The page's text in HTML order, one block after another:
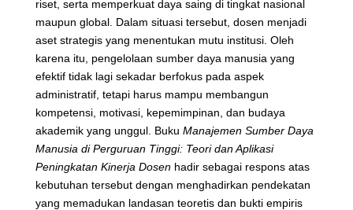
riset, serta memperkuat daya saing di tingkat nasional
maupun global. Dalam situasi tersebut, dosen menjadi
aset strategis yang menentukan mutu institusi. Oleh
karena itu, pengelolaan sumber daya manusia yang
efektif tidak lagi sekadar berfokus pada aspek
administratif, tetapi harus mampu membangun
kompetensi, motivasi, kepemimpinan, dan budaya
akademik yang unggul. Buku Manajemen Sumber Daya
Manusia di Perguruan Tinggi: Teori dan Aplikasi
Peningkatan Kinerja Dosenhadir sebagai respons atas
kebutuhan tersebut dengan menghadirkan pendekatan
yang memadukan landasan teoretis dan bukti empiris